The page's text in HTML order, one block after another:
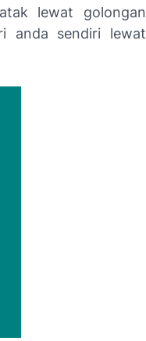
lewat golongan
anda sendiri lewat